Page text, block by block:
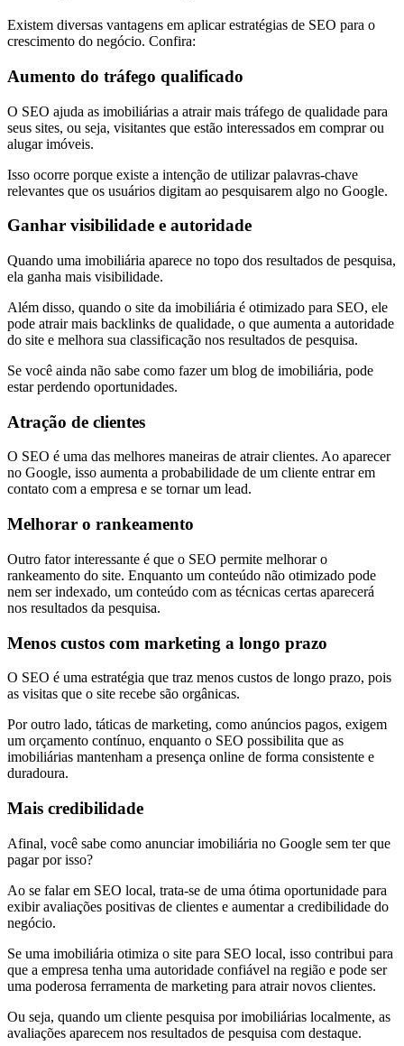
Existem diversas vantagens em aplicar estratégias de SEO para o
crescimento do negócio. Confira:
Aumento do tráfego qualificado
O SEO ajuda as imobiliárias a atrair mais tráfego de qualidade para
seus sites, ou seja, visitantes que estão interessados em comprar ou
alugar imóveis.
Isso ocorre porque existe a intenção de utilizar palavras-chave
relevantes que os usuários digitam ao pesquisarem algo no Google.
Ganhar visibilidade e autoridade
Quando uma imobiliária aparece no topo dos resultados de pesquisa,
ela ganha mais visibilidade.
Além disso, quando o site da imobiliária é otimizado para SEO, ele
pode atrair mais backlinks de qualidade, o que aumenta a autoridade
do site e melhora sua classificação nos resultados de pesquisa.
Se você ainda não sabe como fazer um blog de imobiliária, pode
estar perdendo oportunidades.
Atração de clientes
O SEO é uma das melhores maneiras de atrair clientes. Ao aparecer
no Google, isso aumenta a probabilidade de um cliente entrar em
contato com a empresa e se tornar um lead.
Melhorar o rankeamento
Outro fator interessante é que o SEO permite melhorar o
rankeamento do site. Enquanto um conteúdo não otimizado pode
nem ser indexado, um conteúdo com as técnicas certas aparecerá
nos resultados da pesquisa.
Menos custos com marketing a longo prazo
O SEO é uma estratégia que traz menos custos de longo prazo, pois
as visitas que o site recebe são orgânicas.
Por outro lado, táticas de marketing, como anúncios pagos, exigem
um orçamento contínuo, enquanto o SEO possibilita que as
imobiliárias mantenham a presença online de forma consistente e
duradoura.
Mais credibilidade
Afinal, você sabe como anunciar imobiliária no Google sem ter que
pagar por isso?
Ao se falar em SEO local, trata-se de uma ótima oportunidade para
exibir avaliações positivas de clientes e aumentar a credibilidade do
negócio.
Se uma imobiliária otimiza o site para SEO local, isso contribui para
que a empresa tenha uma autoridade confiável na região e pode ser
uma poderosa ferramenta de marketing para atrair novos clientes.
Ou seja, quando um cliente pesquisa por imobiliárias localmente, as
avaliações aparecem nos resultados de pesquisa com destaque.